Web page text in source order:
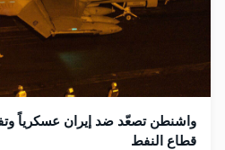
واشنطن تصعّد ضد إيران عسكرياً
قطاع النفط